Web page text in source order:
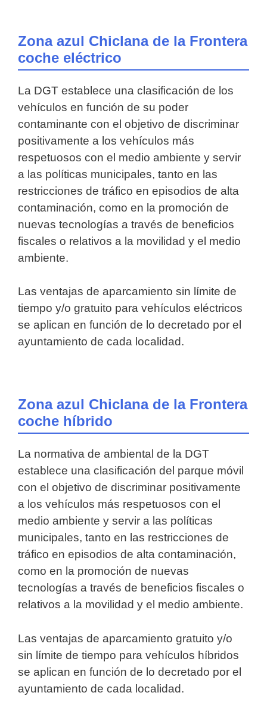
Zona azul Chiclana de la Frontera
coche eléctrico
La DGT establece una clasificación de los
vehículos en función de su poder
contaminante con el objetivo de discriminar
positivamente a los vehículos más
respetuosos con el medio ambiente y servir
a las políticas municipales, tanto en las
restricciones de tráfico en episodios de alta
contaminación, como en la promoción de
nuevas tecnologías a través de beneficios
fiscales o relativos a la movilidad y el medio
ambiente.
Las ventajas de aparcamiento sin límite de
tiempo y/o gratuito para vehículos eléctricos
se aplican en función de lo decretado por el
ayuntamiento de cada localidad.
Zona azul Chiclana de la Frontera
coche híbrido
La normativa de ambiental de la DGT
establece una clasificación del parque móvil
con el objetivo de discriminar positivamente
a los vehículos más respetuosos con el
medio ambiente y servir a las políticas
municipales, tanto en las restricciones de
tráfico en episodios de alta contaminación,
como en la promoción de nuevas
tecnologías a través de beneficios fiscales o
relativos a la movilidad y el medio ambiente.
Las ventajas de aparcamiento gratuito y/o
sin límite de tiempo para vehículos híbridos
se aplican en función de lo decretado por el
ayuntamiento de cada localidad.